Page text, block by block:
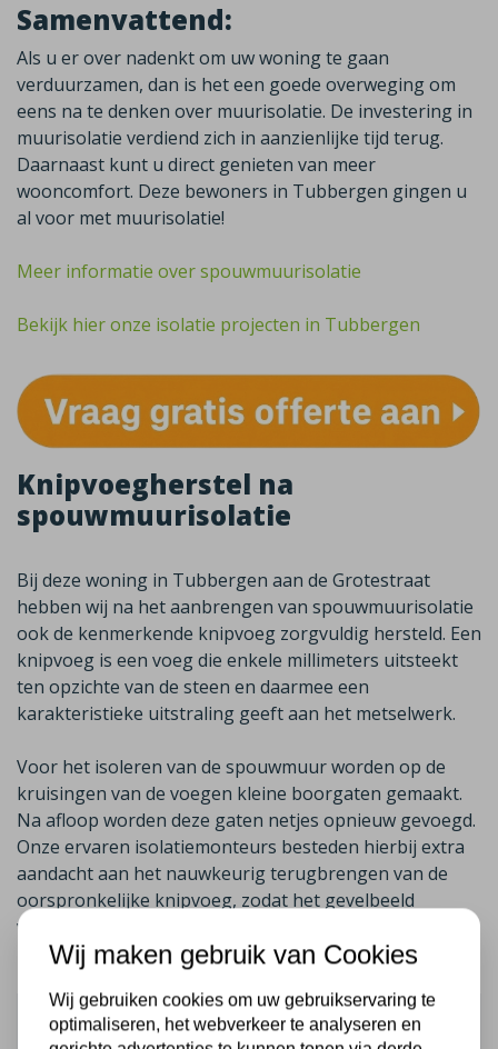
Samenvattend:
Als u er over nadenkt om uw woning te gaan
verduurzamen, dan is het een goede overweging om
eens na te denken over muurisolatie. De investering in
muurisolatie verdiend zich in aanzienlijke tijd terug.
Daarnaast kunt u direct genieten van meer
wooncomfort. Deze bewoners in Tubbergen gingen u
al voor met muurisolatie!
Meer informatie over spouwmuurisolatie
Bekijk hier onze isolatie projecten in Tubbergen
Knipvoegherstel na
spouwmuurisolatie
Bij deze woning in Tubbergen aan de Grotestraat
hebben wij na het aanbrengen van spouwmuurisolatie
ook de kenmerkende knipvoeg zorgvuldig hersteld. Een
knipvoeg is een voeg die enkele millimeters uitsteekt
ten opzichte van de steen en daarmee een
karakteristieke uitstraling geeft aan het metselwerk.
Voor het isoleren van de spouwmuur worden op de
kruisingen van de voegen kleine boorgaten gemaakt.
Na afloop worden deze gaten netjes opnieuw gevoegd.
Onze ervaren isolatiemonteurs besteden hierbij extra
aandacht aan het nauwkeurig terugbrengen van de
oorspronkelijke knipvoeg, zodat het gevelbeeld
volledig behouden blijft.
Wij maken gebruik van Cookies
Wij gebruiken cookies om uw gebruikservaring te
optimaliseren, het webverkeer te analyseren en